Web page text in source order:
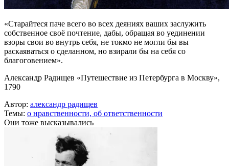
«Старайтеся паче всего во всех деяниях ваших заслужить
собственное своё почтение, дабы, обращая во уединении
взоры свои во внутрь себя, не токмо не могли бы вы
раскаяваться о сделанном, но взирали бы на себя со
благоговением».
Александр Радищев «Путешествие из Петербурга в Москву»,
1790
Автор: александр радищев
Темы: о нравственности, об ответственности
Они тоже высказывались